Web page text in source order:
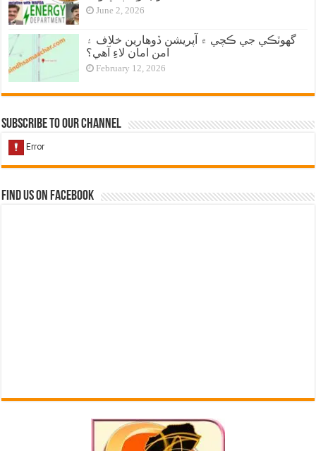
June 2, 2026
گهوٽڪي جي ڪچي ۾ آپريشن ڏوهارين خلاف ۽
امن امان لاءِ آهي؟
February 12, 2026
Subscribe to our Channel
Find us on Facebook